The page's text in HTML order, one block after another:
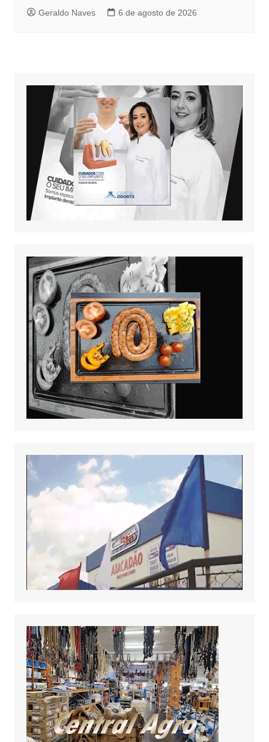
Geraldo Naves 6 de agosto de 2026